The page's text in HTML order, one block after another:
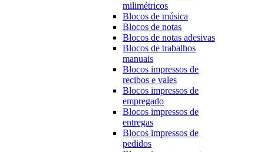
milimétricos
Blocos de música
Blocos de notas
Blocos de notas adesivas
Blocos de trabalhos
manuais
Blocos impressos de
recibos e vales
Blocos impressos de
empregado
Blocos impressos de
entregas
Blocos impressos de
pedidos